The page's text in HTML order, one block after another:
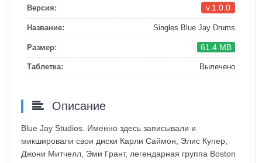
Версия: v.1.0.0
Название: Singles Blue Jay Drums
Размер: 61.4 MB
Таблетка: Вылечено
Описание
Blue Jay Studios. Именно здесь записывали и
микшировали свои диски Карли Саймон, Элис Купер,
Джони Митчелл, Эми Грант, легендарная группа Boston